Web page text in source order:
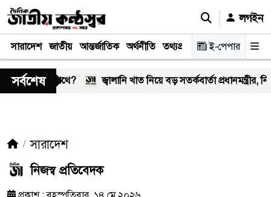
লগইন
সারাদেশ জাতীয় আন্তর্জাতিক অর্থনীতি তথ্যপ্রযুক্তি স্বাস্থ্য আইন-
ই-পেপার
সর্বশেষ
পথে? জ্বালানি খাত নিয়ে বড় সতর্কবার্তা প্রধানমন্ত্রীর, নিয়োগ হবে ১
সারাদেশ
নিজস্ব প্রতিবেদক